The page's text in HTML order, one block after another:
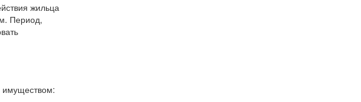
жильца
Период,
имуществом: